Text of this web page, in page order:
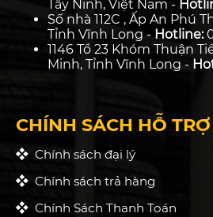
Tây Ninh, Việt Nam -
Số nhà 112C , Ấp An Phú
Tỉnh Vĩnh Long - Hotline:
1146 Tổ 23 Khóm Thuận
Minh, Tỉnh Vĩnh Long -
CHÍNH SÁCH HỖ TRỢ
Chính sách đại lý
Chính sách trả hàng
Chính Sách Thanh Toán